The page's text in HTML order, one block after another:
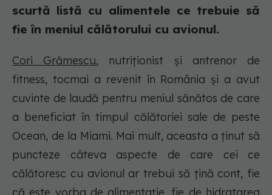
scurtă listă cu alimentele ce trebuie să
fie în meniul călătorului cu avionul.
Cori Grămescu, nutriționist și antrenor de
fitness, tocmai a revenit în România și a avut
cuvinte de laudă pentru meniul sănătos de care
a beneficiat în timpul călătoriei sale de peste
Ocean, de la Miami. Mai mult, aceasta a ținut să
puncteze câteva aspecte de care cei ce
călătoresc cu avionul ar trebui să țină cont, fie